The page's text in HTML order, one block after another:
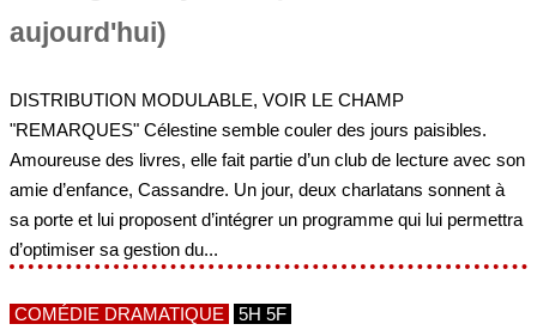
aujourd'hui)
DISTRIBUTION MODULABLE, VOIR LE CHAMP
"REMARQUES" Célestine semble couler des jours paisibles.
Amoureuse des livres, elle fait partie d’un club de lecture avec son
amie d’enfance, Cassandre. Un jour, deux charlatans sonnent à
sa porte et lui proposent d’intégrer un programme qui lui permettra
d’optimiser sa gestion du...
COMÉDIE DRAMATIQUE 5H 5F